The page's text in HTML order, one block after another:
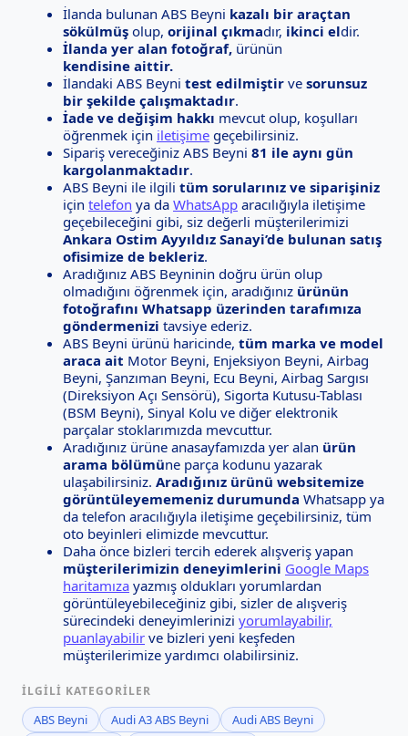
İlanda bulunan ABS Beyni kazalı bir araçtan
sökülmüş olup, orijinal çıkmadır, ikinci eldir.
İlanda yer alan fotoğraf, ürünün
kendisine aittir.
İlandaki ABS Beyni test edilmiştir ve sorunsuz
bir şekilde çalışmaktadır.
İade ve değişim hakkı mevcut olup, koşulları
öğrenmek için iletişime geçebilirsiniz.
Sipariş vereceğiniz ABS Beyni 81 ile aynı gün
kargolanmaktadır.
ABS Beyni ile ilgili tüm sorularınız ve siparişiniz
için telefon ya da WhatsApp aracılığıyla iletişime
geçebileceğini gibi, siz değerli müşterilerimizi
Ankara Ostim Ayyıldız Sanayi’de bulunan satış
ofisimize de bekleriz.
Aradığınız ABS Beyninin doğru ürün olup
olmadığını öğrenmek için, aradığınız ürünün
fotoğrafını Whatsapp üzerinden tarafımıza
göndermenizi tavsiye ederiz.
ABS Beyni ürünü haricinde, tüm marka ve model
araca ait Motor Beyni, Enjeksiyon Beyni, Airbag
Beyni, Şanzıman Beyni, Ecu Beyni, Airbag Sargısı
(Direksiyon Açı Sensörü), Sigorta Kutusu-Tablası
(BSM Beyni), Sinyal Kolu ve diğer elektronik
parçalar stoklarımızda mevcuttur.
Aradığınız ürüne anasayfamızda yer alan ürün
arama bölümüne parça kodunu yazarak
ulaşabilirsiniz. Aradığınız ürünü websitemize
görüntüleyememeniz durumunda Whatsapp ya
da telefon aracılığıyla iletişime geçebilirsiniz, tüm
oto beyinleri elimizde mevcuttur.
Daha önce bizleri tercih ederek alışveriş yapan
müşterilerimizin deneyimlerini Google Maps
haritamıza yazmış oldukları yorumlardan
görüntüleyebileceğiniz gibi, sizler de alışveriş
sürecindeki deneyimlerinizi yorumlayabilir,
puanlayabilir ve bizleri yeni keşfeden
müşterilerimize yardımcı olabilirsiniz.
İLGILI KATEGORILER
ABS Beyni Audi A3 ABS Beyni
Audi ABS Beyni